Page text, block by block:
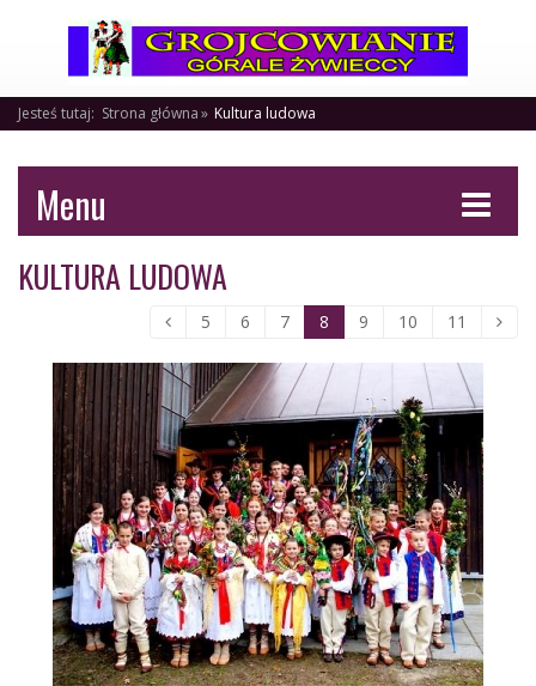
Jesteś tutaj: Strona główna Kultura ludowa
Menu
KULTURA LUDOWA
5 6 7 8 9 10 11